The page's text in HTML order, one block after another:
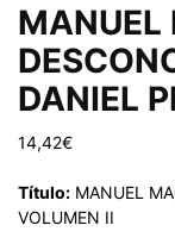
MANUEL
DANIEL
14,42€
Título: MANUEL
VOLUMEN II